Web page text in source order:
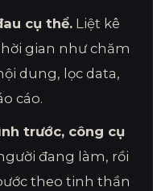
cụ thể.Liệt kê
gian như chăm
dung, lọc data,
cáo.
trước, công cụ
đang làm, rồi
theo tinh thần